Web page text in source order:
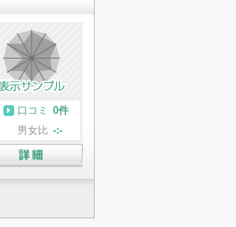
口コミ
0件
男女比 -:-